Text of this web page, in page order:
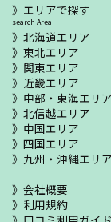
エリアで探す
search Area
北海道エリア
東北エリア
関東エリア
近畿エリア
中部・東海エリア
北信越エリア
中国エリア
四国エリア
九州・沖縄エリア
会社概要
利用規約